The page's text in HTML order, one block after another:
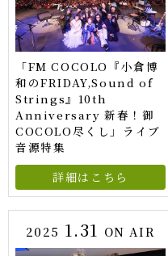
「FM COCOLO『小倉博
和のFRIDAY,Sound of
Strings』10th
Anniversary 新春！御
COCOLO尽くし」ライブ
音源特集
詳細はこちら
2025 1.31 ON AIR